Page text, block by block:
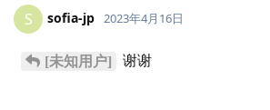
S sofia-jp 2023年4月16日
[未知用户] 谢谢